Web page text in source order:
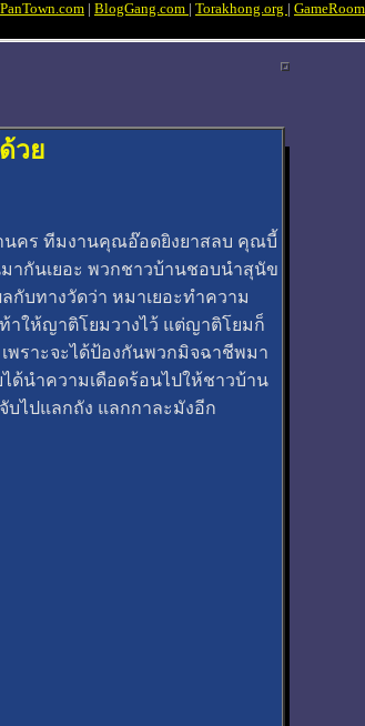
PanTown.com | BlogGang.com | Torakhong.org | GameRoom
วย
นคร ทีมงานคุณอ๊อดยิงยาสลบ คุณบี้
ากันเยอะ พวกชาวบ้านชอบนำสุนัข
กับทางวัดว่า หมาเยอะทำความ
าให้ญาติโยมวางไว้ แต่ญาติโยมก็
พราะจะได้ป้องกันพวกมิจฉาชีพมา
ด้นำความเดือดร้อนไปให้ชาวบ้าน
ไปแลกถัง แลกกาละมังอีก